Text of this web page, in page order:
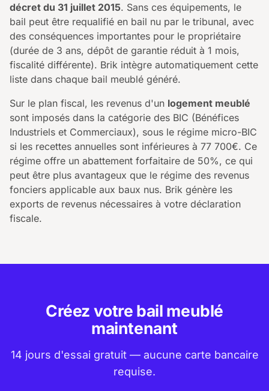
décret du 31 juillet 2015. Sans ces équipements, le
bail peut être requalifié en bail nu par le tribunal, avec
des conséquences importantes pour le propriétaire
(durée de 3 ans, dépôt de garantie réduit à 1 mois,
fiscalité différente). Brik intègre automatiquement cette
liste dans chaque bail meublé généré.
Sur le plan fiscal, les revenus d'un logement meublé
sont imposés dans la catégorie des BIC (Bénéfices
Industriels et Commerciaux), sous le régime micro-BIC
si les recettes annuelles sont inférieures à 77 700€. Ce
régime offre un abattement forfaitaire de 50%, ce qui
peut être plus avantageux que le régime des revenus
fonciers applicable aux baux nus. Brik génère les
exports de revenus nécessaires à votre déclaration
fiscale.
Créez votre bail meublé
maintenant
14 jours d'essai gratuit — aucune carte bancaire
requise.